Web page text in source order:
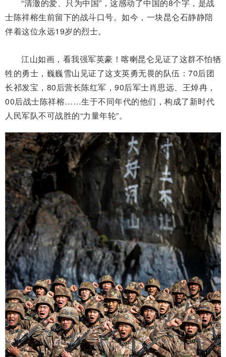
“清澈的爱、只为中国”，这感动了中国的8个字，是战
士陈祥榕生前留下的战斗口号。如今，一块昆仑石静静陪
伴着这位永远19岁的烈士。
江山如画，看我强军英豪！喀喇昆仑见证了这群不怕牺
牲的勇士，巍巍雪山见证了这支英勇无畏的队伍：70后团
长祁发宝，80后营长陈红军，90后军士肖思远、王焯冉，
00后战士陈祥榕……生于不同年代的他们，构成了新时代
人民军队不可战胜的“力量年轮”。